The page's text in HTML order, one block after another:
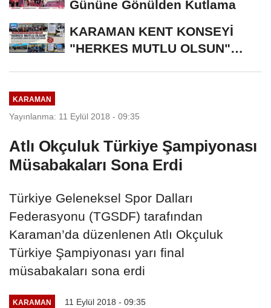
Gününe Gönülden Kutlama
KARAMAN KENT KONSEYİ
"HERKES MUTLU OLSUN"
KARAMAN
Yayınlanma: 11 Eylül 2018 - 09:35
Atlı Okçuluk Türkiye Şampiyonası
Müsabakaları Sona Erdi
Türkiye Geleneksel Spor Dalları
Federasyonu (TGSDF) tarafından
Karaman’da düzenlenen Atlı Okçuluk
Türkiye Şampiyonası yarı final
müsabakaları sona erdi
KARAMAN 11 Eylül 2018 - 09:35